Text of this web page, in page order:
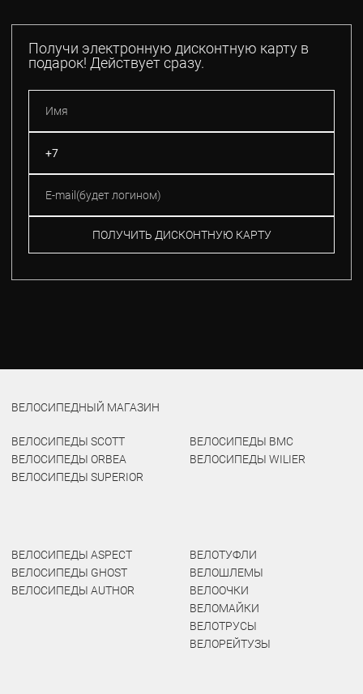
Получи электронную дисконтную карту в
подарок! Действует сразу.
ПОЛУЧИТЬ ДИСКОНТНУЮ КАРТУ
ВЕЛОСИПЕДНЫЙ МАГАЗИН
ВЕЛОСИПЕДЫ SCOTT
ВЕЛОСИПЕДЫ ORBEA
ВЕЛОСИПЕДЫ SUPERIOR
ВЕЛОСИПЕДЫ BMC
ВЕЛОСИПЕДЫ WILIER
ВЕЛОСИПЕДЫ ASPECT
ВЕЛОСИПЕДЫ GHOST
ВЕЛОСИПЕДЫ AUTHOR
ВЕЛОТУФЛИ
ВЕЛОШЛЕМЫ
ВЕЛООЧКИ
ВЕЛОМАЙКИ
ВЕЛОТРУСЫ
ВЕЛОРЕЙТУЗЫ